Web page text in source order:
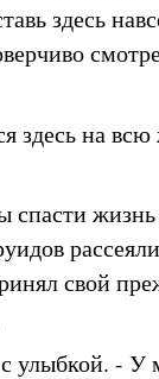
здесь
здесь на
свой
улыбкой. -